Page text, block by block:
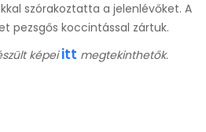
szórakoztatta a jelenlévőket. A
pezsgős koccintással zártuk.
képeiitt megtekinthetők.